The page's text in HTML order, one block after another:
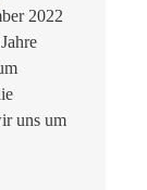
2022
uns um